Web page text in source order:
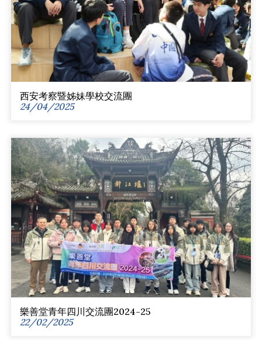
西安考察暨姊妹學校交流團
24/04/2025
樂善堂青年四川交流團2024-25
22/02/2025